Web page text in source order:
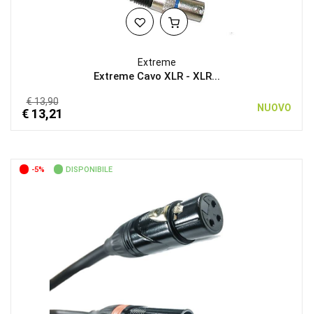
Extreme
Extreme Cavo XLR - XLR...
€ 13,90
€ 13,21 NUOVO
-5% DISPONIBILE